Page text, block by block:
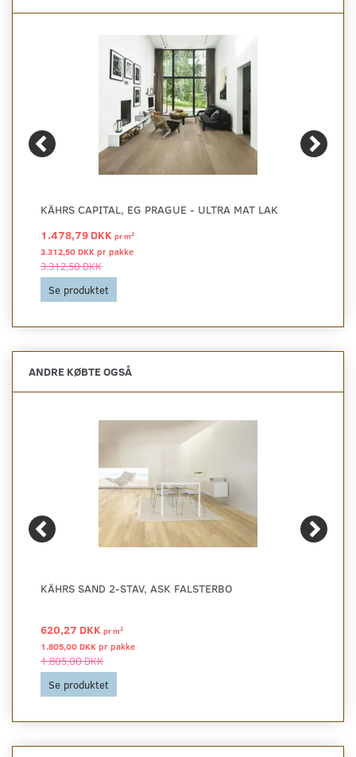
KÄHRS CAPITAL, EG PRAGUE - ULTRA MAT LAK
1.478,79 DKK prm2
3.312,50 DKK pr pakke
3.312,50 DKK
Se produktet
ANDRE KØBTE OGSÅ
KÄHRS SAND 2-STAV, ASK FALSTERBO
620,27 DKK prm2
1.805,00 DKK pr pakke
1.805,00 DKK
Se produktet